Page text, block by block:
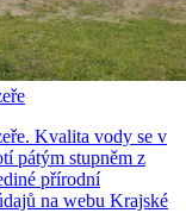
Kvalita vody se v
pátým stupněm z
přírodní
na webu Krajské